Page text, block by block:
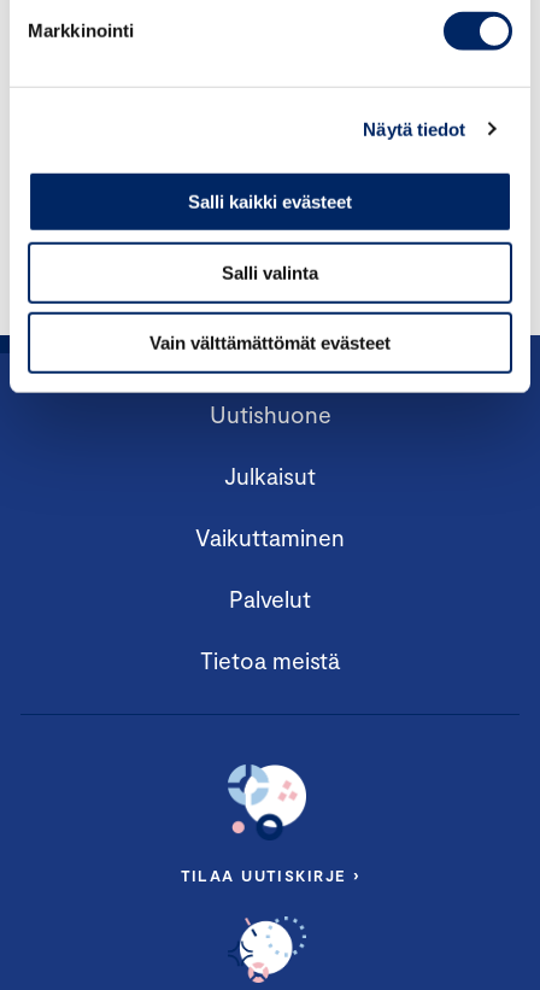
Markkinointi
Näytä tiedot
Salli kaikki evästeet
Salli valinta
Vain välttämättömät evästeet
paivi.pohjanheimo@chamber.fi
Uutishuone
Julkaisut
Vaikuttaminen
Palvelut
Tietoa meistä
TILAA UUTISKIRJE ›